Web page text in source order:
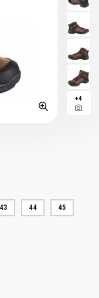
+4
43 44 45